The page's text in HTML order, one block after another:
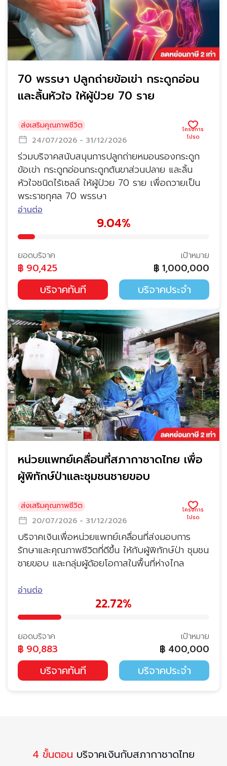
70 พรรษา ปลูกถ่ายข้อเข่า กระดูกอ่อน
และลิ้นหัวใจ ให้ผู้ป่วย 70 ราย
ส่งเสริมคุณภาพชีวิต
24/07/2026 - 31/12/2026
ร่วมบริจาคสนับสนุนการปลูกถ่ายหมอนรองกระดูก
ข้อเข่า กระดูกอ่อนกระดูกต้นขาส่วนปลาย และลิ้น
หัวใจชนิดไร้เซลล์ ให้ผู้ป่วย 70 ราย เพื่อถวายเป็น
พระราชกุศล 70 พรรษา
อ่านต่อ
9.04%
ยอดบริจาค
฿ 90,425
เป้าหมาย
฿ 1,000,000
บริจาคทันที บริจาคประจำ
หน่วยแพทย์เคลื่อนที่สภากาชาดไทย เพื่อ
ผู้พิทักษ์ป่าและชุมชนชายขอบ
ส่งเสริมคุณภาพชีวิต
20/07/2026 - 31/12/2026
บริจาคเงินเพื่อหน่วยแพทย์เคลื่อนที่ส่งมอบการ
รักษาและคุณภาพชีวิตที่ดีขึ้น ให้กับผู้พิทักษ์ป่า ชุมชน
ชายขอบ และกลุ่มผู้ด้อยโอกาสในพื้นที่ห่างไกล
อ่านต่อ
22.72%
ยอดบริจาค
฿ 90,883
เป้าหมาย
฿ 400,000
บริจาคทันที บริจาคประจำ
4 ขั้นตอน บริจาคเงินกับสภากาชาดไทย